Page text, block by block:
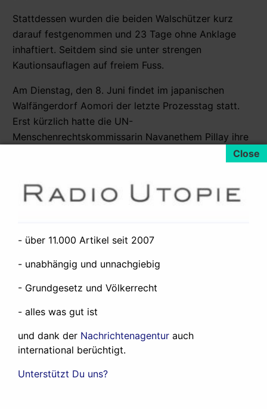
Stattdessen wurden die beiden Walschützer kurz
darauf festgenommen und 23 Tage ohne Anklage
inhaftiert. Seitdem sind sie unter strengen
Kautionsauflagen auf freiem Fuss.
Am Dienstag, den 8. Juni findet im japanischen
Walfängerdorf Aomori der letzte Prozesstag statt.
Erst kürzlich hatte die UN-
Menschenrechtskommissarin Navanethem Pillay ihre
Der Prozess endet unmittelbar vor Beginn der 62.
wird die japanische Regierung Mitte Juni erneut die
von Fangquoten für die japanische Flotte fordern.
Füssen, 5. 6. 2010
Greenpeace Categorized as: Ökologie, Gesundheit
Gefängnisse
greenpeace, Japan
7. Juni 2010
- über 11.000 Artikel seit 2007
- unabhängig und unnachgiebig
- Grundgesetz und Völkerrecht
- alles was gut ist
und dank der Nachrichtenagentur auch
international berüchtigt.
Unterstützt Du uns?